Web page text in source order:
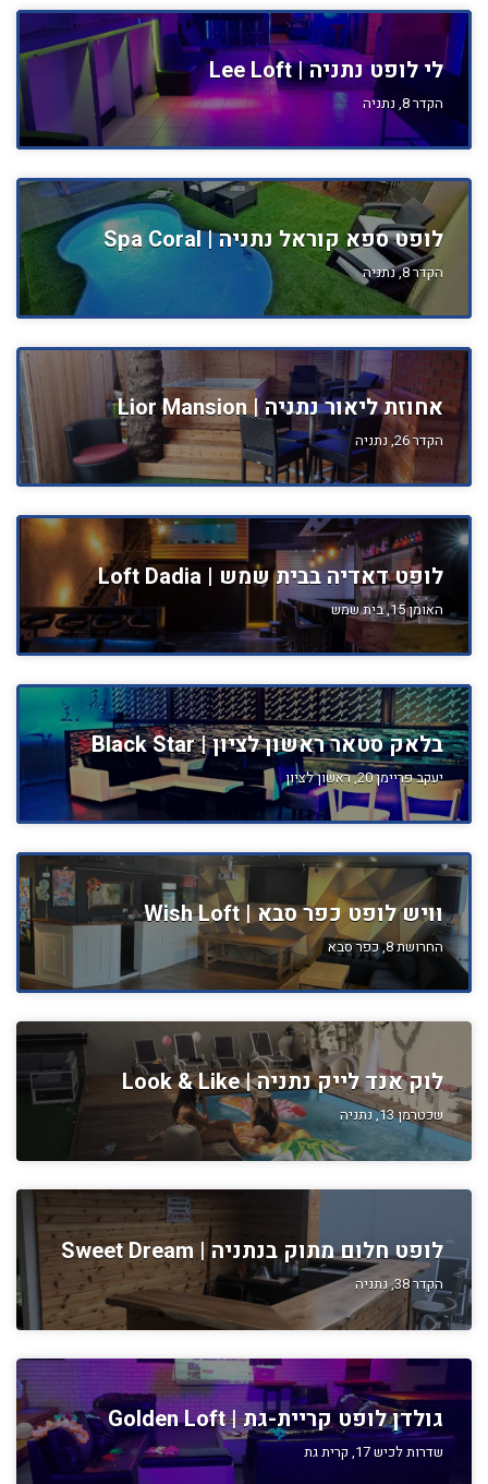
לי לופט נתניה | Lee Loft
הקדר 8, נתניה
לופט ספא קוראל נתניה | Spa Coral
הקדר 8, נתניה
אחוזת ליאור נתניה | Lior Mansion
הקדר 26, נתניה
לופט דאדיה בבית שמש | Loft Dadia
האומן 15, בית שמש
בלאק סטאר ראשון לציון | Black Star
יעקב פריימן 20, ראשון לציון
וויש לופט כפר סבא | Wish Loft
החרושת 8, כפר סבא
לוק אנד לייק נתניה | Look & Like
שכטרמן 13, נתניה
לופט חלום מתוק בנתניה | Sweet Dream
הקדר 38, נתניה
גולדן לופט קריית-גת | Golden Loft
שדרות לכיש 17, קרית גת